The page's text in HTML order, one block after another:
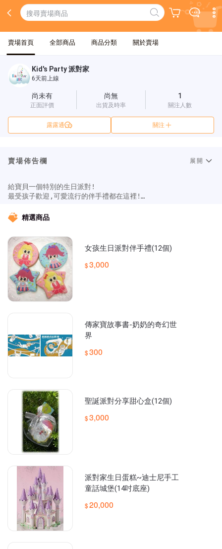
賣場首頁 全部商品 商品分類 關於賣場
Kid's Party 派對家
6天前上線
尚未有
正面評價
尚無
出貨及時率
1
關注人數
露露通 關注
賣場佈告欄 展開
給寶貝一個特別的生日派對!
最受孩子歡迎,可愛流行的伴手禮都在這裡!
精選商品
女孩生日派對伴手禮(12個)
3,000
傳家寶故事書-奶奶的奇幻世
界
300
聖誕派對分享甜心盒(12個)
3,000
派對家生日蛋糕~迪士尼手工
童話城堡(14吋底座)
20,000